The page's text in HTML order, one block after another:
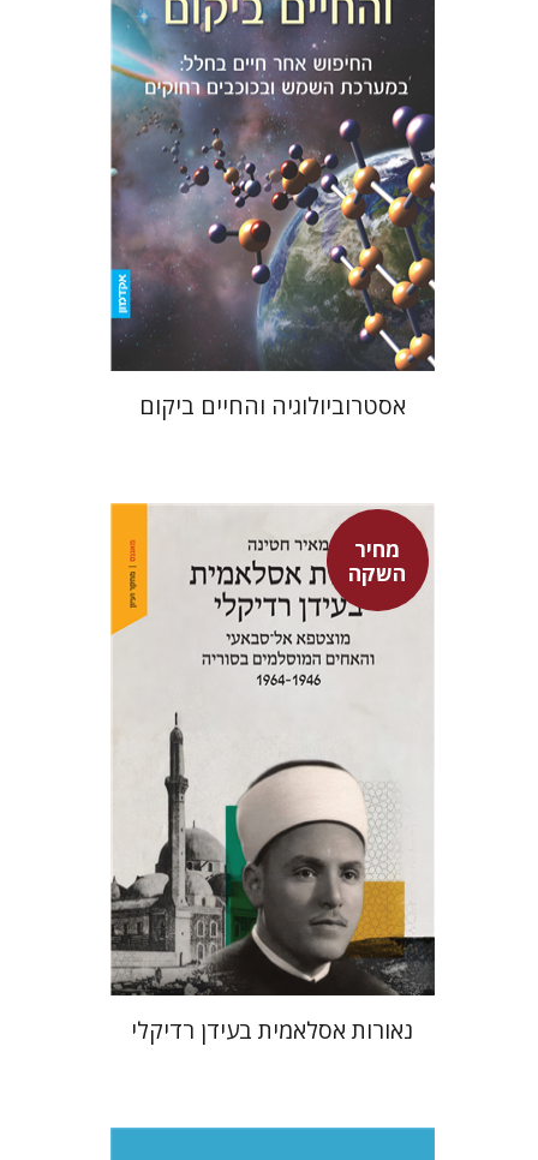
הנחת אתר ספר אלקטרוני
$15
אסטרוביולוגיה והחיים ביקום
מחיר
השקה
מאיר חטינה
מחיר השקה
$24
נאורות אסלאמית בעידן רדיקלי